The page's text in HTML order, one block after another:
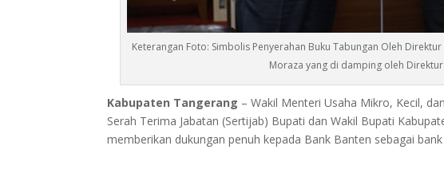
Keterangan Foto: Simbolis Penyerahan Buku Tabungan Oleh
Moraza yang di damping oleh
Kabupaten Tangerang – Wakil Menteri Usaha Mikro, Kecil,
Serah Terima Jabatan (Sertijab) Bupati dan Wakil Bupati
memberikan dukungan penuh kepada Bank Banten sebagai